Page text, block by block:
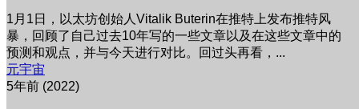
1月1日，以太坊创始人Vitalik Buterin在推特上发布推特风
暴，回顾了自己过去10年写的一些文章以及在这些文章中的
预测和观点，并与今天进行对比。回过头再看，...
元宇宙
5年前 (2022)